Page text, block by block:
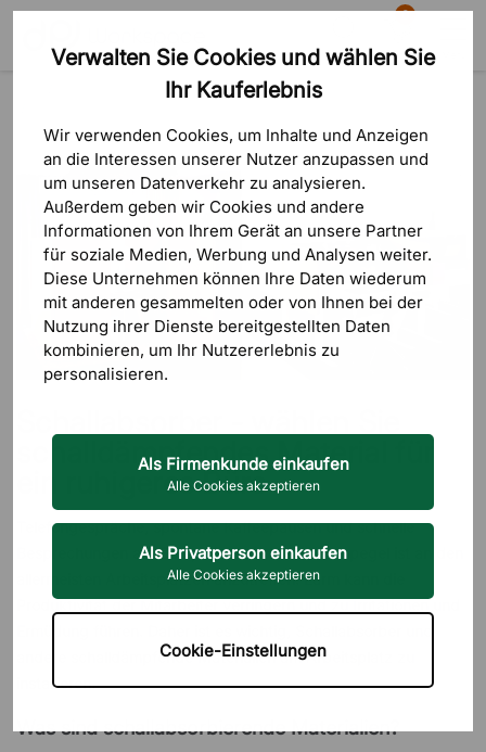
Verwalten Sie Cookies und wählen Sie
Ihr Kauferlebnis
Wir verwenden Cookies, um Inhalte und Anzeigen
an die Interessen unserer Nutzer anzupassen und
um unseren Datenverkehr zu analysieren.
Außerdem geben wir Cookies und andere
Informationen von Ihrem Gerät an unsere Partner
für soziale Medien, Werbung und Analysen weiter.
Diese Unternehmen können Ihre Daten wiederum
mit anderen gesammelten oder von Ihnen bei der
Nutzung ihrer Dienste bereitgestellten Daten
kombinieren, um Ihr Nutzererlebnis zu
personalisieren.
Als Firmenkunde einkaufen
Alle Cookies akzeptieren
Als Privatperson einkaufen
Alle Cookies akzeptieren
Cookie-Einstellungen
Suche
0
Warenkorb
ruhigeres Büro
schalldämpfendes Material für
ein ruhigeres Büro
Telefongespräche, spontane Kaffeepausen und schnelle
Besprechungen am Computer - ein hoher Lärmpegel ist an den
allermeisten Arbeitsplätzen anzutreffen. Lärm kann die
Produktivität der Mitarbeiter verringern und zu Irritationen und
andere schalldämpfende Materialien am Arbeitsplatz zu
installieren.
Was sind schallabsorbierende Materialien?